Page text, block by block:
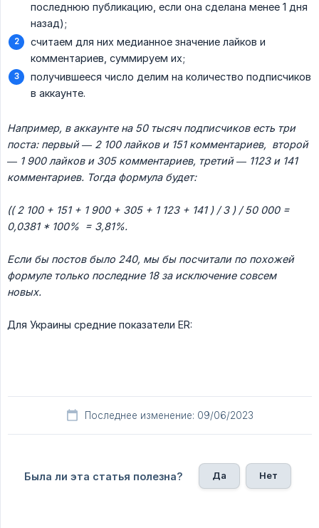
последнюю публикацию, если она сделана менее 1 дня
назад);
считаем для них медианное значение лайков и
комментариев, суммируем их;
получившееся число делим на количество подписчиков
в аккаунте.
Например, в аккаунте на 50 тысяч подписчиков есть три
поста: первый — 2 100 лайков и 151 комментариев,  второй
— 1 900 лайков и 305 комментариев, третий — 1123 и 141
комментариев. Тогда формула будет:
(( 2 100 + 151 + 1 900 + 305 + 1 123 + 141 ) / 3 ) / 50 000 =
0,0381 * 100%  = 3,81%.
Если бы постов было 240, мы бы посчитали по похожей
формуле только последние 18 за исключение совсем
новых.
Для Украины средние показатели ER:
Последнее изменение: 09/06/2023
Была ли эта статья полезна? Да Нет